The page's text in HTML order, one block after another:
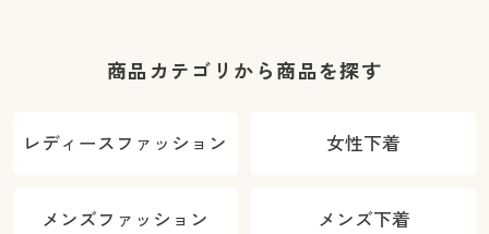
商品カテゴリから商品を探す
レディースファッション 女性下着
メンズファッション メンズ下着